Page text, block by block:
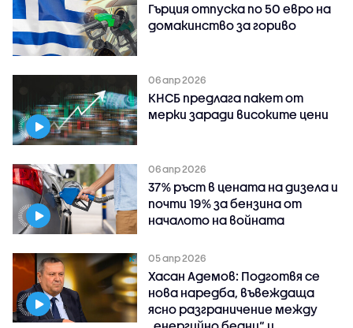
Гърция отпуска по 50 евро на
домакинство за гориво
06 апр 2026
КНСБ предлага пакет от
мерки заради високите цени
06 апр 2026
37% ръст в цената на дизела и
почти 19% за бензина от
началото на войната
05 апр 2026
Хасан Адемов: Подготвя се
нова наредба, въвеждаща
ясно разграничение между